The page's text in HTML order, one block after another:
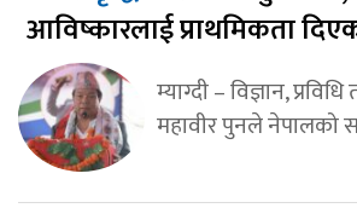
आविष्कारलाई प्राथमिकता
म्याग्दी – विज्ञान,
महावीर पुनले नेपालको